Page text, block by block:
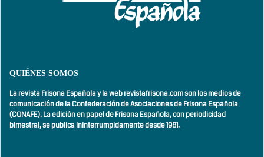
QUIÉNES SOMOS
La revista Frisona Española y la web revistafrisona.com son los medios de
comunicación de la Confederación de Asociaciones de Frisona Española
(CONAFE). La edición en papel de Frisona Española, conperiodicidad
bimestral,se publica ininterrumpidamente desde 1981.